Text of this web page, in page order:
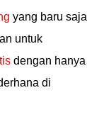
yang baru saja
untuk
dengan hanya
di